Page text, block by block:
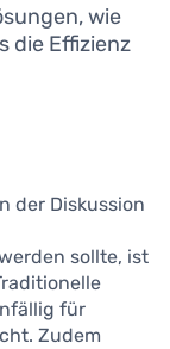
wie
die Effizienz
der Diskussion
sollte, ist
für
Zudem